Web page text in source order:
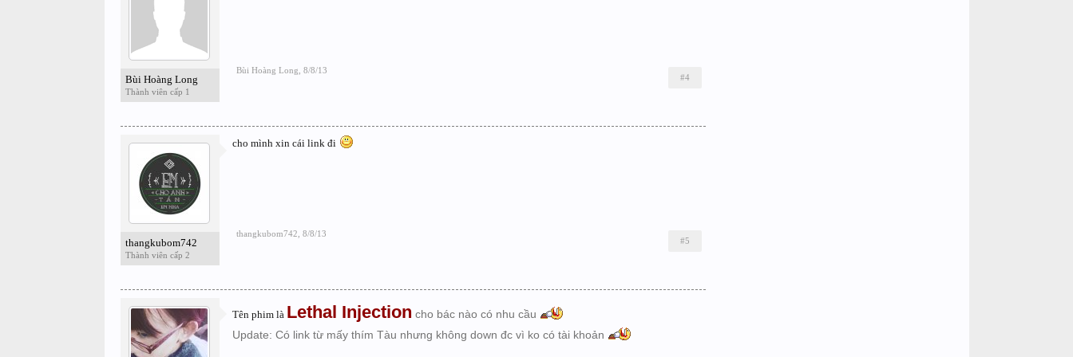
Bùi Hoàng Long
Thành viên cấp 1
Bùi Hoàng Long 8/8/13
#4
thangkubom742
Thành viên cấp 2
cho mình xin cái link đi
thangkubom742 8/8/13
#5
Tên phim là Lethal Injection cho bác nào có nhu cầu
Update: Có link từ mấy thím Tàu nhưng không down đc vì ko có tài khoản